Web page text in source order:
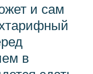
и сам
в